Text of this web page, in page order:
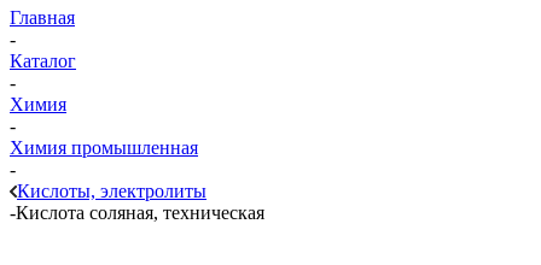
Главная
-
Каталог
-
Химия
-
Химия промышленная
-
Кислоты, электролиты
-Кислота соляная, техническая